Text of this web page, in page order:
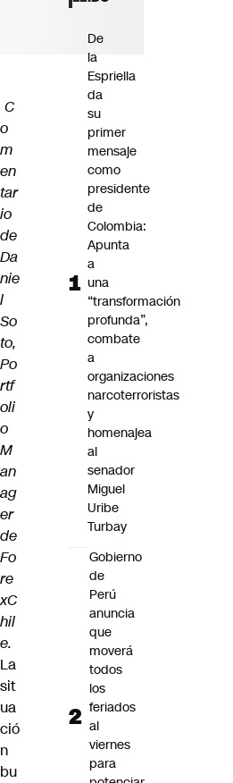
C
o
m
en
tar
io
de
Da
nie
l
So
to,
Po
rtf
oli
o
M
an
ag
er
de
Fo
re
xC
hil
e.
La
sit
ua
ció
n
bu
De
la
Espriella
da
su
primer
mensaje
como
presidente
de
Colombia:
Apunta
a
una
“transformación
profunda”,
combate
a
organizaciones
narcoterroristas
y
homenajea
al
senador
Miguel
Uribe
Turbay
Gobierno
de
Perú
anuncia
que
moverá
todos
los
feriados
al
viernes
para